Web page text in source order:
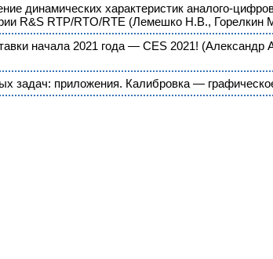
динамических характеристик аналого-
R&S RTP/RTO/RTE (Лемешко Н.В.,
начала 2021 года — CES 2021!
задач: приложения. Калибровка —